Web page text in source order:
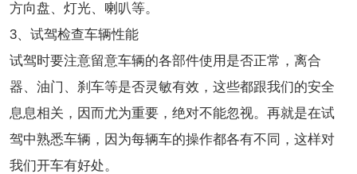
方向盘、灯光、喇叭等。
3、试驾检查车辆性能
试驾时要注意留意车辆的各部件使用是否正常，离合
器、油门、刹车等是否灵敏有效，这些都跟我们的安全
息息相关，因而尤为重要，绝对不能忽视。再就是在试
驾中熟悉车辆，因为每辆车的操作都各有不同，这样对
我们开车有好处。